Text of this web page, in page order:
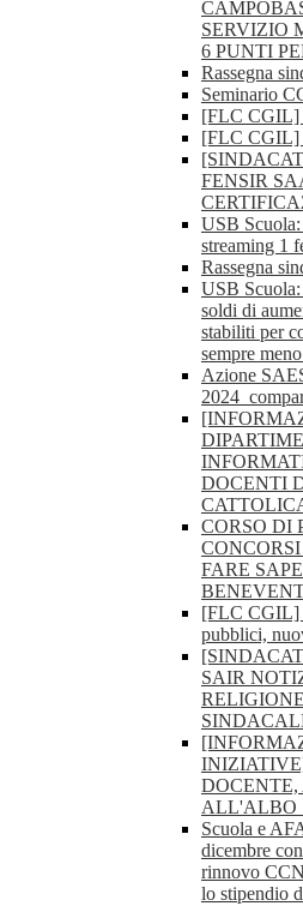
SERVIZIO
6 PUNTI
Rassegna
Seminario
[FLC CGIL]
[FLC CGIL]
FENSIR
USB Scuola:
streaming 1
Rassegna
USB
soldi di
stabiliti per
sempre
Azione
DOCENTI
CORSO DI
FARE
[FLC CGIL]
pubblici,
SAIR
DOCENTE,
ALL'ALBO
Scuola e
dicembre
rinnovo
lo stipendio